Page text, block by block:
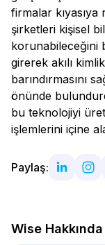
firmalar
şirketleri kişisel
korunabileceğini
girerek akılı
barındırmasını
önünde
bu teknolojiyi
işlemlerini içine
Paylaş:
Wise Hakkında